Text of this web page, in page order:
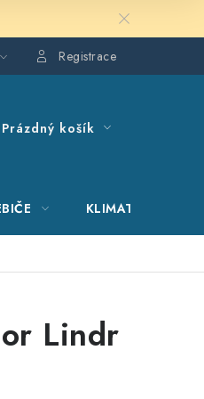
Registrace
Prázdný košík
KLIMATIZACE
Lindr